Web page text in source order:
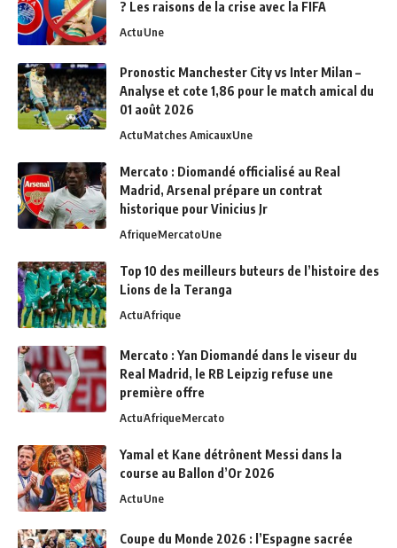
? Les raisons de la crise avec la FIFA
ActuUne
Pronostic Manchester City vs Inter Milan –
Analyse et cote 1,86 pour le match amical du
01 août 2026
ActuMatches AmicauxUne
Mercato : Diomandé officialisé au Real
Madrid, Arsenal prépare un contrat
historique pour Vinicius Jr
AfriqueMercatoUne
Top 10 des meilleurs buteurs de l’histoire des
Lions de la Teranga
ActuAfrique
Mercato : Yan Diomandé dans le viseur du
Real Madrid, le RB Leipzig refuse une
première offre
ActuAfriqueMercato
Yamal et Kane détrônent Messi dans la
course au Ballon d’Or 2026
ActuUne
Coupe du Monde 2026 : l’Espagne sacrée